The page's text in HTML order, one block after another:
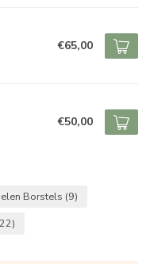
€65,00
€50,00
Borstels (9)